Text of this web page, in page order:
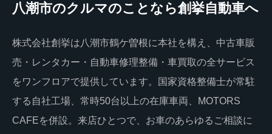
八潮市のクルマのことなら創挙自動車へ
株式会社創挙は八潮市鶴ケ曽根に本社を構え、中古車販
売・レンタカー・自動車修理整備・車買取の全サービス
をワンフロアで提供しています。国家資格整備士が常駐
する自社工場、常時50台以上の在庫車両、MOTORS
CAFEを併設。来店ひとつで、お車のあらゆるご相談に